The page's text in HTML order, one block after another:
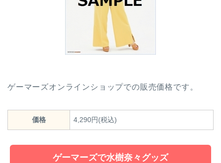
ゲーマーズオンラインショップでの販売価格です。
価格 4,290円(税込)
ゲーマーズで水樹奈々グッズ